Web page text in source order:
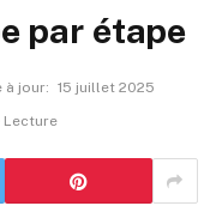
par étape
à jour: 15 juillet 2025
Lecture